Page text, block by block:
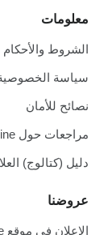
معلومات
الشروط والأحكام
سياسة
نصائح للأمان
مراجعات حول Autoline
دليل (كتالوج)
عروضنا
الإعلان في موقع Autoline.